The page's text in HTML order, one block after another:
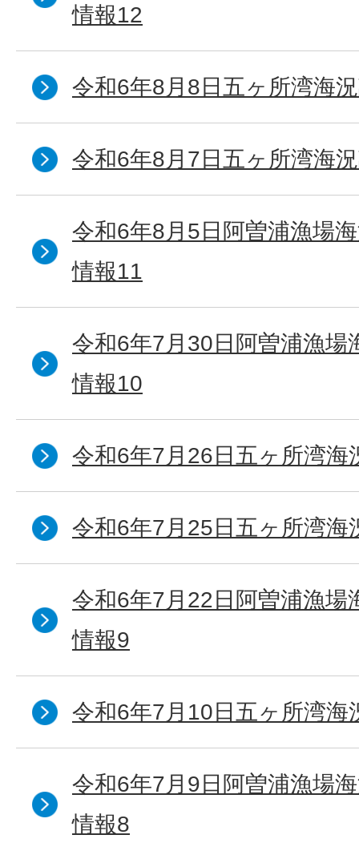
情報12
令和6年8月8日五ヶ所湾海
令和6年8月7日五ヶ所湾海
令和6年8月5日阿曽浦漁場
情報11
令和6年7月30日阿曽浦漁場
情報10
令和6年7月26日五ヶ所湾海
令和6年7月25日五ヶ所湾海
令和6年7月22日阿曽浦漁場
情報9
令和6年7月10日五ヶ所湾海
令和6年7月9日阿曽浦漁場
情報8